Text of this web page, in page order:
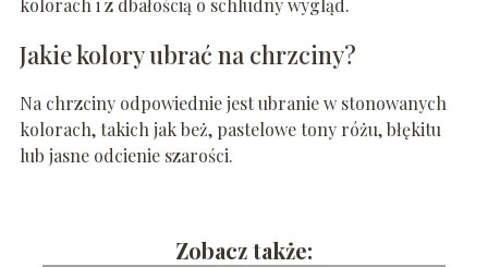
kolorach i z dbałością o schludny wygląd.
Jakie kolory ubrać na chrzciny?
Na chrzciny odpowiednie jest ubranie w stonowanych
kolorach, takich jak beż, pastelowe tony różu, błękitu
lub jasne odcienie szarości.
Zobacz także: